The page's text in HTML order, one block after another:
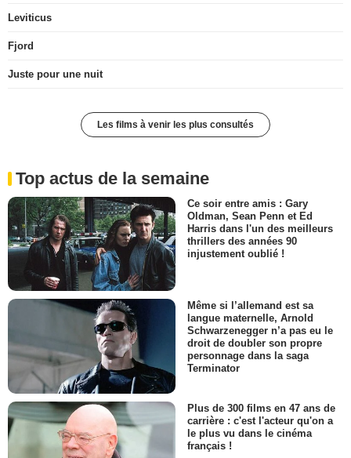
Leviticus
Fjord
Juste pour une nuit
Les films à venir les plus consultés
Top actus de la semaine
Ce soir entre amis : Gary
Oldman, Sean Penn et Ed
Harris dans l'un des meilleurs
thrillers des années 90
injustement oublié !
Même si l’allemand est sa
langue maternelle, Arnold
Schwarzenegger n’a pas eu le
droit de doubler son propre
personnage dans la saga
Terminator
Plus de 300 films en 47 ans de
carrière : c'est l'acteur qu'on a
le plus vu dans le cinéma
français !